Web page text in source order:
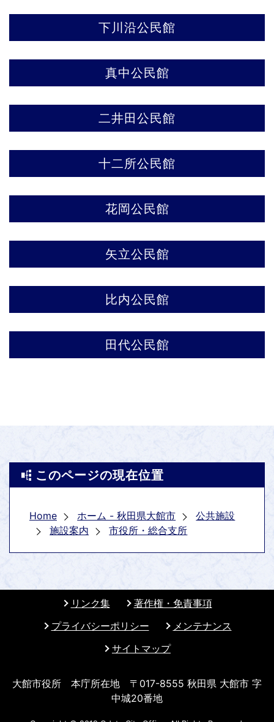
下川沿公民館
真中公民館
二井田公民館
十二所公民館
花岡公民館
矢立公民館
比内公民館
田代公民館
このページの現在位置
Home ホーム - 秋田県大館市
公共施設
施設案内
市役所・総合支所
リンク集
著作権・免責事項
プライバシーポリシー
メンテナンス
サイトマップ
大館市役所 本庁所在地 〒017-8555 秋田県 大館市 字
中城20番地